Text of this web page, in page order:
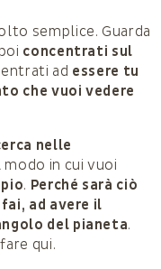
semplice. Guarda
concentrati sul
ad essere tu
che vuoi vedere
nelle
modo in cui vuoi
. Perché sarà ciò
ad avere il
del pianeta.
qui.